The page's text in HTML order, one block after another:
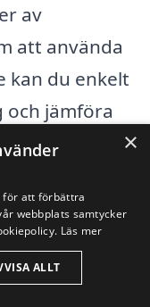
av
att använda
kan du enkelt
jämföra
ihåg att det
är det
bör
lösning.
en
×
för att förbättra
webbplats samtycker
Läs mer
ALLT